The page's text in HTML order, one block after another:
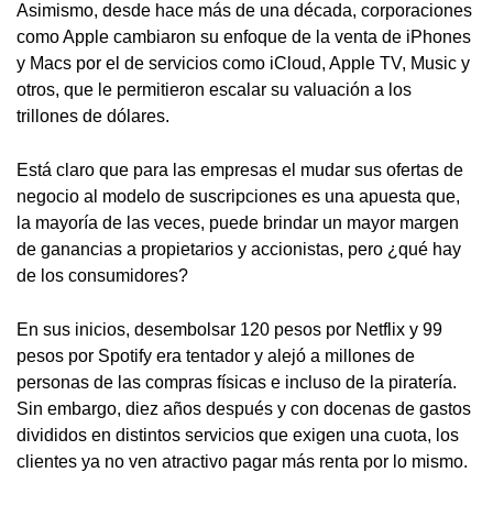
Asimismo, desde hace más de una década, corporaciones
como Apple cambiaron su enfoque de la venta de iPhones
y Macs por el de servicios como iCloud, Apple TV, Music y
otros, que le permitieron escalar su valuación a los
trillones de dólares.
Está claro que para las empresas el mudar sus ofertas de
negocio al modelo de suscripciones es una apuesta que,
la mayoría de las veces, puede brindar un mayor margen
de ganancias a propietarios y accionistas, pero ¿qué hay
de los consumidores?
En sus inicios, desembolsar 120 pesos por Netflix y 99
pesos por Spotify era tentador y alejó a millones de
personas de las compras físicas e incluso de la piratería.
Sin embargo, diez años después y con docenas de gastos
divididos en distintos servicios que exigen una cuota, los
clientes ya no ven atractivo pagar más renta por lo mismo.